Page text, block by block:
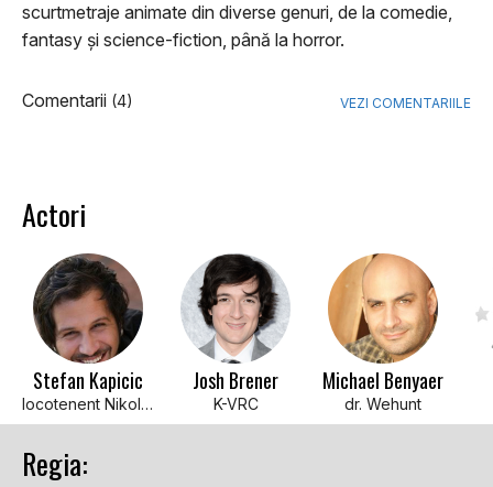
scurtmetraje animate din diverse genuri, de la comedie,
fantasy și science-fiction, până la horror.
Comentarii (4) VEZI COMENTARIILE
Actori
Stefan Kapicic
locotenent Nikolai Zakharov
Josh Brener
K-VRC
Michael Benyaer
dr. Wehunt
Regia: